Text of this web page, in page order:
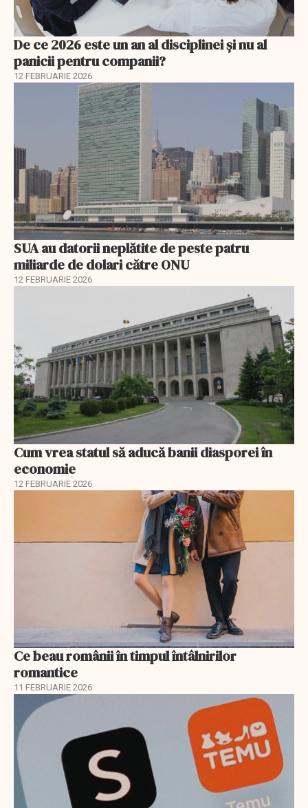
De ce 2026 este un an al disciplinei și nu al
panicii pentru companii?
12 FEBRUARIE 2026
SUA au datorii neplătite de peste patru
miliarde de dolari către ONU
12 FEBRUARIE 2026
Cum vrea statul să aducă banii diasporei în
economie
12 FEBRUARIE 2026
Ce beau românii în timpul întâlnirilor
romantice
11 FEBRUARIE 2026